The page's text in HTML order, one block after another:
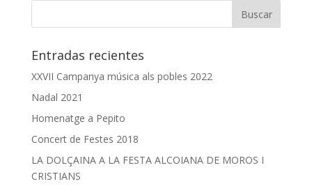
Entradas recientes
XXVII Campanya música als pobles 2022
Nadal 2021
Homenatge a Pepito
Concert de Festes 2018
LA DOLÇAINA A LA FESTA ALCOIANA DE MOROS I
CRISTIANS